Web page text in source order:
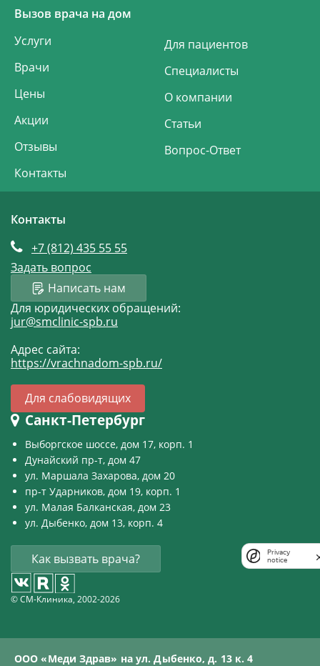
Вызов врача на дом
Услуги
Врачи
Цены
Акции
Отзывы
Контакты
Для пациентов
Специалисты
О компании
Статьи
Вопрос-Ответ
Контакты
+7 (812) 435 55 55
Задать вопрос
Написать нам
Для юридических обращений:
jur@smclinic-spb.ru
Адрес сайта:
https://vrachnadom-spb.ru/
Для слабовидящих
Санкт-Петербург
Выборгское шоссе, дом 17, корп. 1
Дунайский пр-т, дом 47
ул. Маршала Захарова, дом 20
пр-т Ударников, дом 19, корп. 1
ул. Малая Балканская, дом 23
ул. Дыбенко, дом 13, корп. 4
Как вызвать врача?
© СМ-Клиника, 2002-2026
ООО «Меди Здрав» на ул. Дыбенко, д. 13 к. 4
Privacy
notice